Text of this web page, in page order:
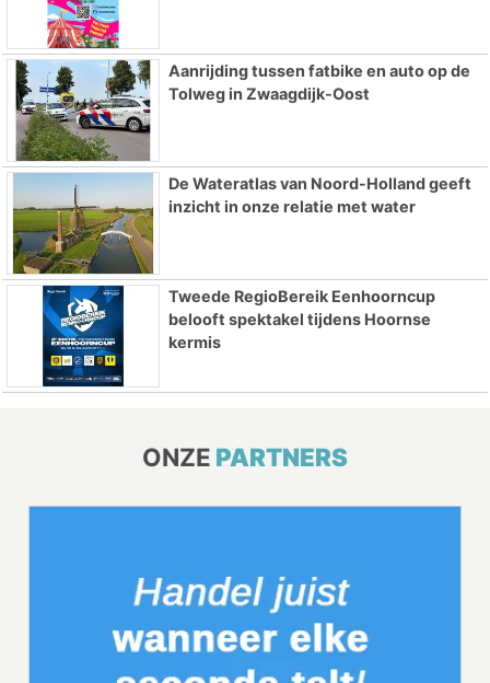
Aanrijding tussen fatbike en auto op de
Tolweg in Zwaagdijk-Oost
De Wateratlas van Noord-Holland geeft
inzicht in onze relatie met water
Tweede RegioBereik Eenhoorncup
belooft spektakel tijdens Hoornse
kermis
ONZE PARTNERS